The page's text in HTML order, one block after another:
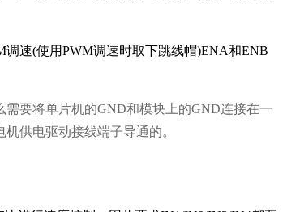
速(使用PWM调速时取下跳线帽)ENA和ENB
要将单片机的GND和模块上的GND连接在一
供电驱动接线端子导通的。